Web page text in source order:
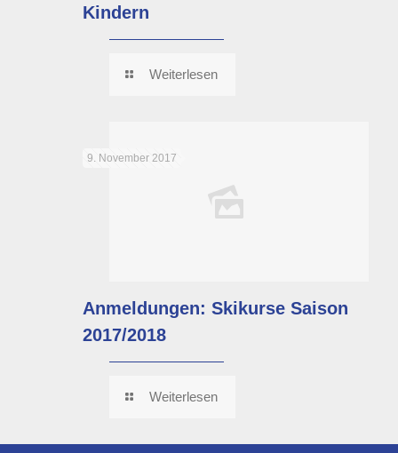
Kindern
Weiterlesen
9. November 2017
Anmeldungen: Skikurse Saison
2017/2018
Weiterlesen